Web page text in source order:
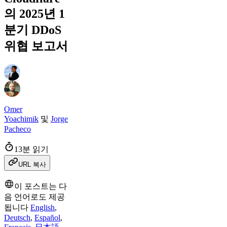
의 2025년 1
분기 DDoS
위협 보고서
Omer
Yoachimik 및 Jorge
Pacheco
13분 읽기
URL 복사
이 포스트는 다
음 언어로도 제공
됩니다 English,
Deutsch, Español,